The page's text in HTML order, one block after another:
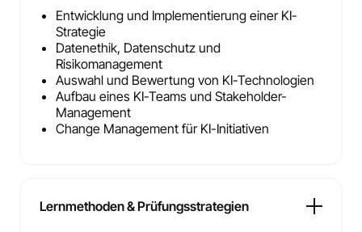
Entwicklung und Implementierung einer KI-
Strategie
Datenethik, Datenschutz und
Risikomanagement
Auswahl und Bewertung von KI-Technologien
Aufbau eines KI-Teams und Stakeholder-
Management
Change Management für KI-Initiativen
Lernmethoden & Prüfungsstrategien